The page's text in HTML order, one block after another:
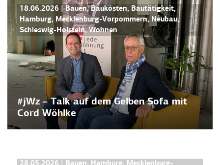
18.06.2026 |Bauen,Baukosten, Bautätigkeit,
Hamburg, Mecklenburg-Vorpommern, Neubau,
Schleswig-Holstein,Wohnen
#jWz – Talk auf dem Gelben Sofa mit
Cord Wöhlke
28.05.2026 Bauen, Hamburg, Mecklenburg-